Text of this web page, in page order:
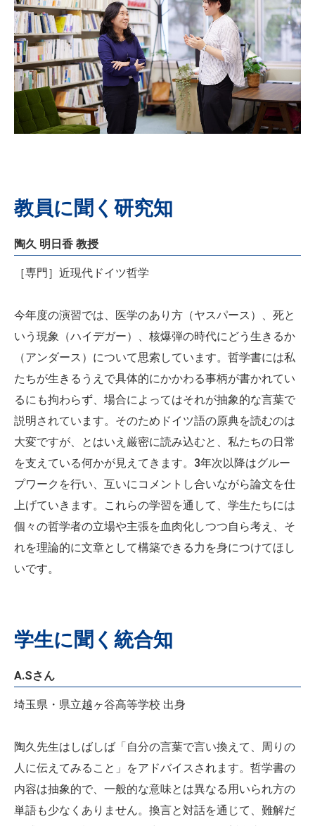
教員に聞く研究知
陶久 明日香 教授
［専門］近現代ドイツ哲学
今年度の演習では、医学のあり方（ヤスパース）、死と
いう現象（ハイデガー）、核爆弾の時代にどう生きるか
（アンダース）について思索しています。哲学書には私
たちが生きるうえで具体的にかかわる事柄が書かれてい
るにも拘わらず、場合によってはそれが抽象的な言葉で
説明されています。そのためドイツ語の原典を読むのは
大変ですが、とはいえ厳密に読み込むと、私たちの日常
を支えている何かが見えてきます。3年次以降はグルー
プワークを行い、互いにコメントし合いながら論文を仕
上げていきます。これらの学習を通して、学生たちには
個々の哲学者の立場や主張を血肉化しつつ自ら考え、そ
れを理論的に文章として構築できる力を身につけてほし
いです。
学生に聞く統合知
A.Sさん
埼玉県・県立越ヶ谷高等学校 出身
陶久先生はしばしば「自分の言葉で言い換えて、周りの
人に伝えてみること」をアドバイスされます。哲学書の
内容は抽象的で、一般的な意味とは異なる用いられ方の
単語も少なくありません。換言と対話を通じて、難解だ